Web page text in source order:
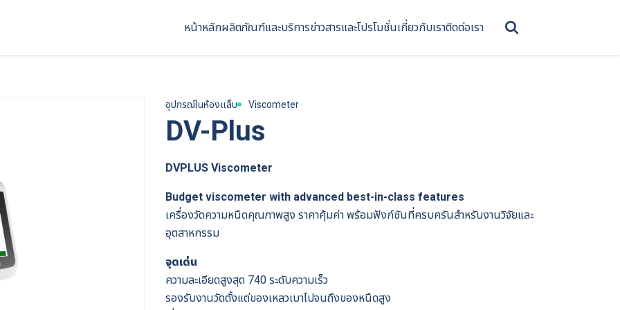
หน้าหลักผลิตภัณฑ์และบริการข่าวสารและโปรโมชั่นเกี่ยวกับเราติดต่อเรา
อุปกรณ์ในห้องแล็บ Viscometer
DV-Plus
DVPLUS Viscometer
Budget viscometer with advanced best-in-class features
เครื่องวัดความหนืดคุณภาพสูง ราคาคุ้มค่า พร้อมฟังก์ชันที่ครบครันสำหรับงานวิจัยและ
อุตสาหกรรม
จุดเด่น
ความละเอียดสูงสุด 740 ระดับความเร็ว
รองรับงานวัดตั้งแต่ของเหลวเบาไปจนถึงของหนืดสูง